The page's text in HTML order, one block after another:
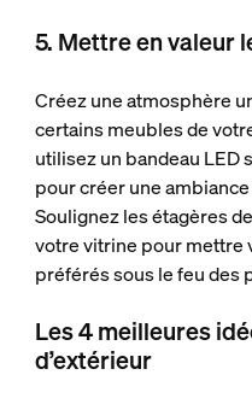
5. Mettre en valeur
Créez une atmosphère
certains meubles de
utilisez un bandeau LED
pour créer une
Soulignez les étagères
votre vitrine pour mettre
préférés sous le feu des
Les 4 meilleures
d’extérieur